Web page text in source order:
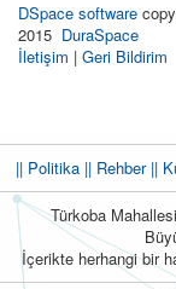
DSpace software
2015 DuraSpace
İletişim | Geri Bildirim
|| Politika|| Rehber||
Türkoba
İçerikte herhangi bir